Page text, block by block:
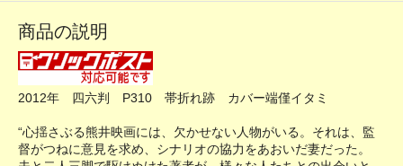
商品の説明
2012年 四六判 P310 帯折れ跡 カバー端僅イタミ
“心揺さぶる熊井映画には、欠かせない人物がいる。それは、監
督がつねに意見を求め、シナリオの協力をあおいだ妻だった。